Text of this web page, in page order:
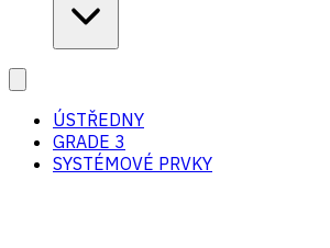
ÚSTŘEDNY
GRADE 3
SYSTÉMOVÉ PRVKY